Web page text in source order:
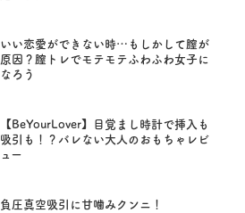
いい恋愛ができない時…もしかして膣が
原因？膣トレでモテモテふわふわ女子に
なろう
【BeYourLover】目覚まし時計で挿入も
吸引も！？バレない大人のおもちゃレビ
ュー
負圧真空吸引に甘噛みクンニ！